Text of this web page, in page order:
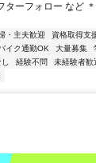
ターフォロー など
・主夫歓迎 資格取得支
イク通勤OK 大量募集
経験不問 未経験者歓